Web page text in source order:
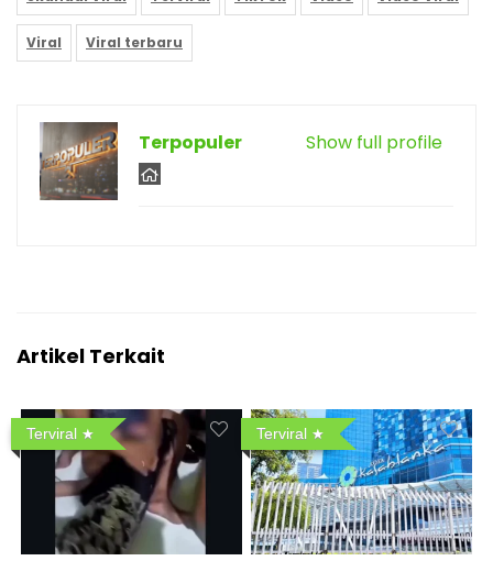
Viral Viral terbaru
Show full profile
Terpopuler
Artikel Terkait
Terviral Terviral